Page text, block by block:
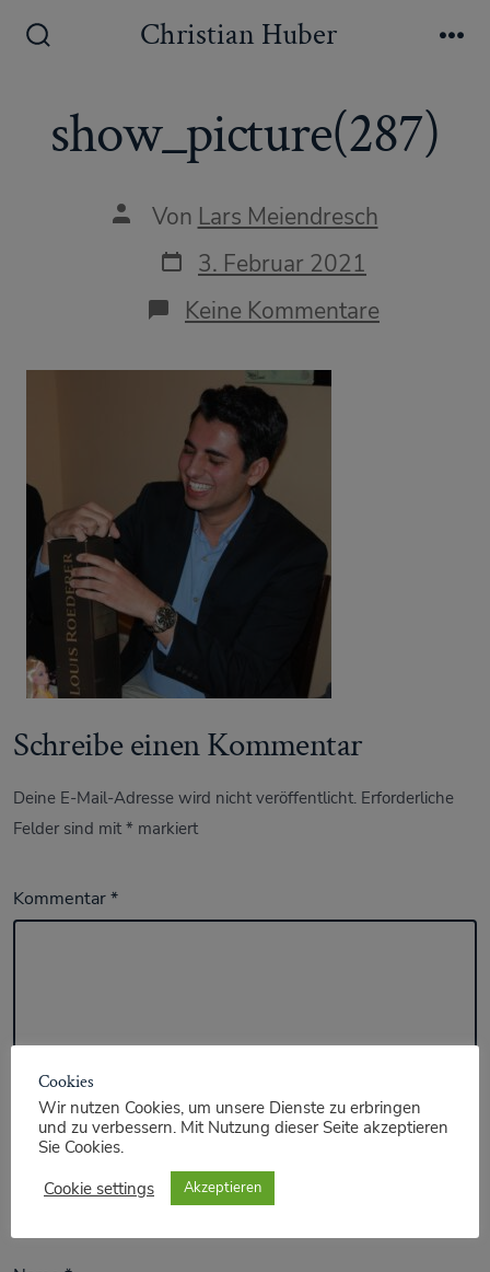
Inhalt
Christian Huber
show_picture(287)
Autor
Beitrags
Von Lars Meiendresch
Datum
des
Beitrags
3. Februar 2021
Keine Kommentare
Schreibe einen Kommentar
Deine E-Mail-Adresse wird nicht veröffentlicht. Erforderliche
Felder sind mit* markiert
Kommentar*
Cookies
Wir nutzen Cookies, um unsere Dienste zu erbringen
und zu verbessern. Mit Nutzung dieser Seite akzeptieren
Sie Cookies.
Cookie settings
Akzeptieren